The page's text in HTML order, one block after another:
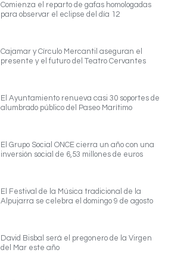
Comienza el reparto de gafas homologadas
para observar el eclipse del día 12
Cajamar y Círculo Mercantil aseguran el
presente y el futuro del Teatro Cervantes
El Ayuntamiento renueva casi 30 soportes de
alumbrado público del Paseo Marítimo
El Grupo Social ONCE cierra un año con una
inversión social de 6,53 millones de euros
El Festival de la Música tradicional de la
Alpujarra se celebra el domingo 9 de agosto
David Bisbal será el pregonero de la Virgen
del Mar este año